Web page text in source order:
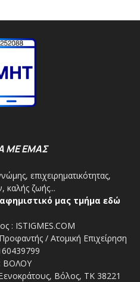
ΜΕ ΕΜΑΣ
επιχειρηματικότητας,
καλής ζωής...
μας τμήμα εδώ
: ISTIGMES.COM
/ Ατομική Επιχείρηση
ΒΟΛΟΥ
Βόλος, ΤΚ 38221